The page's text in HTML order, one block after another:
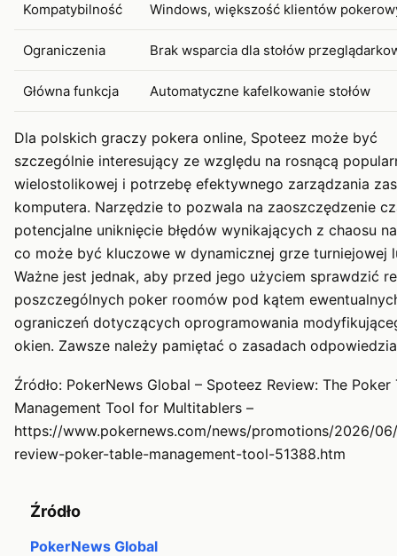
Kompatybilność Windows, większość klientów
Ograniczenia Brak wsparcia dla stołów
Główna funkcja Automatyczne kafelkowanie stołów
Dla polskich graczy pokera online, Spoteez może być
szczególnie interesujący ze względu na rosnącą
wielostolikowej i potrzebę efektywnego zarządzania
komputera. Narzędzie to pozwala na zaoszczędzenie
potencjalne uniknięcie błędów wynikających z chaosu
co może być kluczowe w dynamicznej grze turniejowej
Ważne jest jednak, aby przed jego użyciem sprawdzić
poszczególnych poker roomów pod kątem
ograniczeń dotyczących oprogramowania
okien. Zawsze należy pamiętać o zasadach
Źródło: PokerNews Global – Spoteez Review: The Poker
Management Tool for Multitablers –
https://www.pokernews.com/news/promotions/2026/
review-poker-table-management-tool-51388.htm
Źródło
PokerNews Global